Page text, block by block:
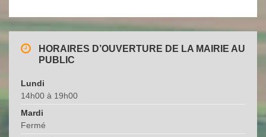
HORAIRES D’OUVERTURE DE LA MAIRIE AU
PUBLIC
Lundi
14h00 à 19h00
Mardi
Fermé